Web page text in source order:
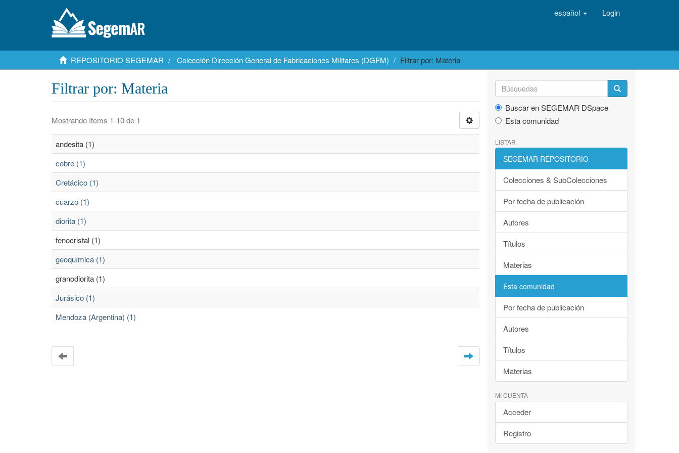
español Login
REPOSITORIO SEGEMAR Colección Dirección General de Fabricaciones Militares (DGFM) Filtrar por: Materia
Filtrar por: Materia
Mostrando ítems 1-10 de 1
andesita (1)
cobre (1)
Cretácico (1)
cuarzo (1)
diorita (1)
fenocristal (1)
geoquímica (1)
granodiorita (1)
Jurásico (1)
Mendoza (Argentina) (1)
Buscar en SEGEMAR DSpace
Esta comunidad
LISTAR
SEGEMAR REPOSITORIO
Colecciones & SubColecciones
Por fecha de publicación
Autores
Títulos
Materias
Esta comunidad
Por fecha de publicación
Autores
Títulos
Materias
MI CUENTA
Acceder
Registro